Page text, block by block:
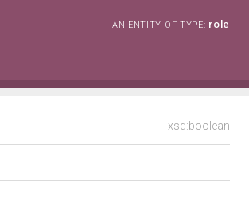
AN ENTITY OF TYPE: role
xsd:boolean